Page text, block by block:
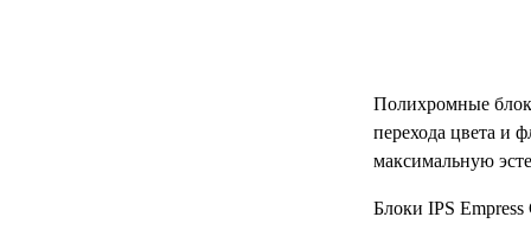
Полихромные
перехода цвета и
максимальную
Блоки IPS